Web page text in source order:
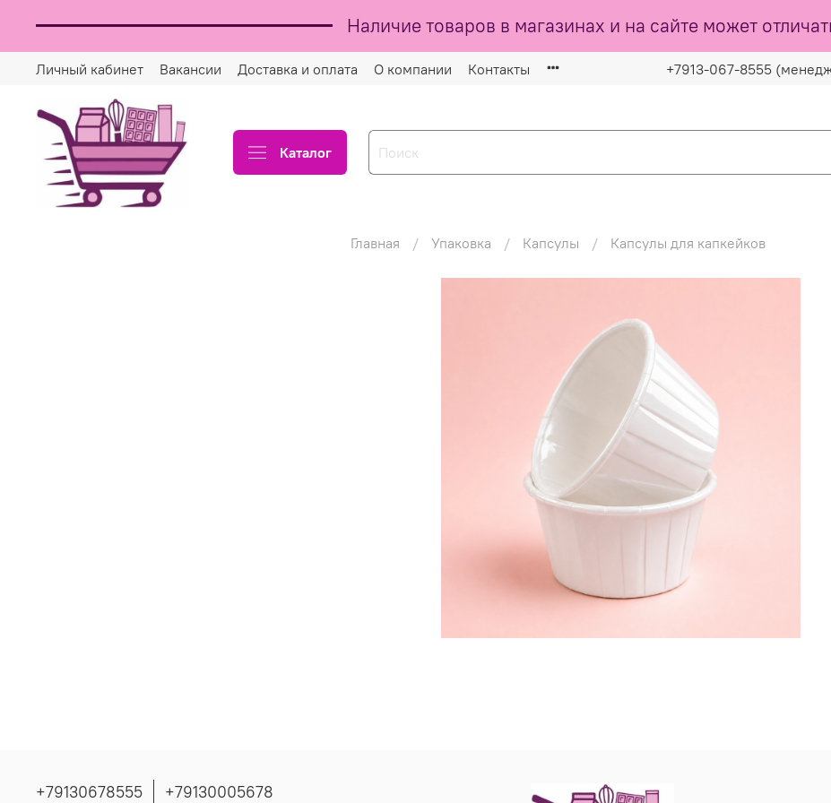
Наличие товаров в магазинах и на сайте может
Личный кабинет Вакансии Доставка и оплата О компании Контакты +7913-067-8555
Каталог
Главная Упаковка Капсулы Капсулы для капкейков
+79130678555 +79130005678